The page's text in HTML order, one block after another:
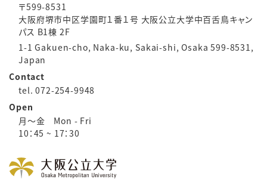
〒599-8531
大阪府堺市中区学園町１番１号 大阪公立大学中百舌鳥キャン
パス B1棟 2F
1-1 Gakuen-cho, Naka-ku, Sakai-shi, Osaka 599-8531,
Japan
Contact
tel. 072-254-9948
Open
月～金 Mon - Fri
10：45 ~ 17：30